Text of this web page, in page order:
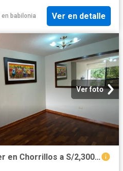
en babilonia Ver en detalle
Ver foto
Departamento en alquiler en Chorrillos a S/2,300 al mes